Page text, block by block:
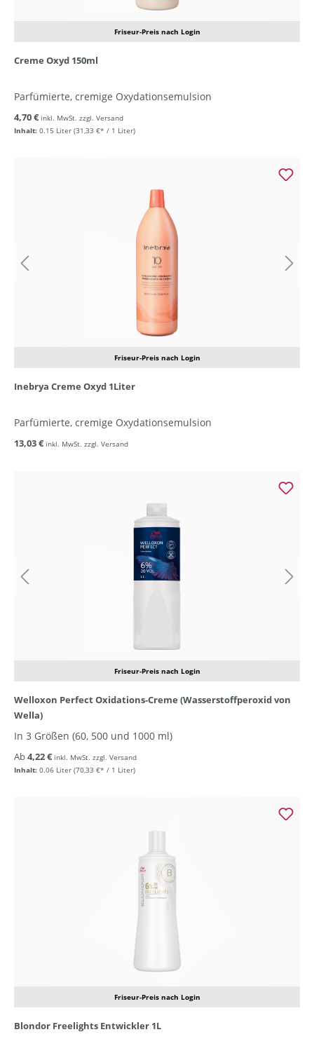
Friseur-Preis nach Login
Creme Oxyd 150ml
Parfümierte, cremige Oxydationsemulsion
Inhalt: 0.15 Liter (31,33 €* / 1 Liter)
4,70 € inkl. MwSt. zzgl. Versand
Friseur-Preis nach Login
Inebrya Creme Oxyd 1Liter
Parfümierte, cremige Oxydationsemulsion
13,03 € inkl. MwSt. zzgl. Versand
Friseur-Preis nach Login
Welloxon Perfect Oxidations-Creme (Wasserstoffperoxid von
Wella)
In 3 Größen (60, 500 und 1000 ml)
Inhalt: 0.06 Liter (70,33 €* / 1 Liter)
Ab4,22 € inkl. MwSt. zzgl. Versand
Friseur-Preis nach Login
Blondor Freelights Entwickler 1L